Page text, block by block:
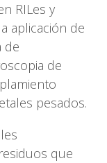
RILes y
aplicación de
de
de
pesados.
que